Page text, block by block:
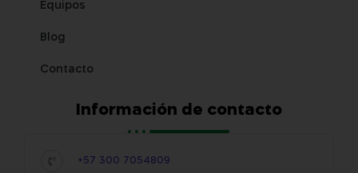
Equipos
Blog
Contacto
Información de contacto
+57 300 7054809